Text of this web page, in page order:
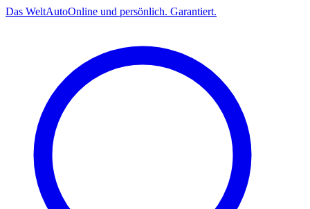
Das WeltAutoOnline und persönlich. Garantiert.